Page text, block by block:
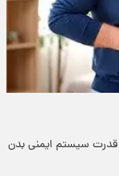
قدرت سیستم ایمنی بدن